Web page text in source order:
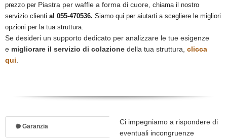
prezzo per Piastra per waffle a forma di cuore, chiama il nostro
servizio clienti al 055-470536. Siamo qui per aiutarti a scegliere le migliori
opzioni per la tua struttura.
Se desideri un supporto dedicato per analizzare le tue esigenze
e migliorare il servizio di colazione della tua struttura, clicca
qui.
Garanzia
Ci impegniamo a rispondere di
eventuali incongruenze